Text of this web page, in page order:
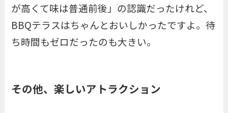
が高くて味は普通前後」の認識だったけれど、
BBQテラスはちゃんとおいしかったですよ。待
ち時間もゼロだったのも大きい。
その他、楽しいアトラクション